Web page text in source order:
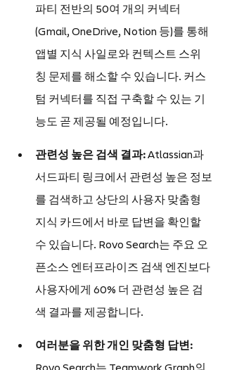
파티 전반의 50여 개의 커넥터
(Gmail, OneDrive, Notion 등)를 통해
앱별 지식 사일로와 컨텍스트 스위
칭 문제를 해소할 수 있습니다. 커스
텀 커넥터를 직접 구축할 수 있는 기
능도 곧 제공될 예정입니다.
관련성 높은 검색 결과: Atlassian과
서드파티 링크에서 관련성 높은 정보
를 검색하고 상단의 사용자 맞춤형
지식 카드에서 바로 답변을 확인할
수 있습니다. Rovo Search는 주요 오
픈소스 엔터프라이즈 검색 엔진보다
사용자에게 60% 더 관련성 높은 검
색 결과를 제공합니다.
여러분을 위한 개인 맞춤형 답변: